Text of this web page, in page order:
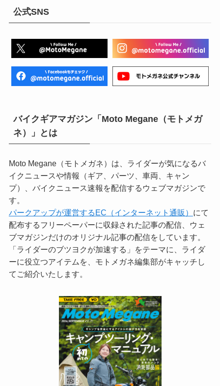
公式SNS
バイクギアマガジン「Moto Megane（モトメガ
ネ）」とは
Moto Megane（モトメガネ）は、ライダーが気になるバ
イクニュースや情報（ギア、パーツ、車両、キャン
プ）、バイクニュース速報を配信するウェブマガジンで
す。
パークアップが運営するEC（インターネット通販） にて
配布するフリーペーパーに収録された記事の配信、ウェ
ブマガジンだけのオリジナル記事の配信をしています。
「ライダーのブツヨクが加速する」をテーマに、ライダ
ーに役立つアイテムを、モトメガネ編集部がキャッチし
てご紹介いたします。